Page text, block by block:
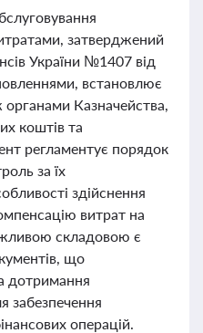
затверджений
України №1407 від
встановлює
органами Казначейства,
коштів та
регламентує порядок
за їх
здійснення
витрат на
складовою є
що
дотримання
забезпечення
операцій.